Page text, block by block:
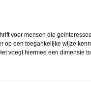
voor mensen die
op een toegankelijke wijze
voegt hiermee een dimensie